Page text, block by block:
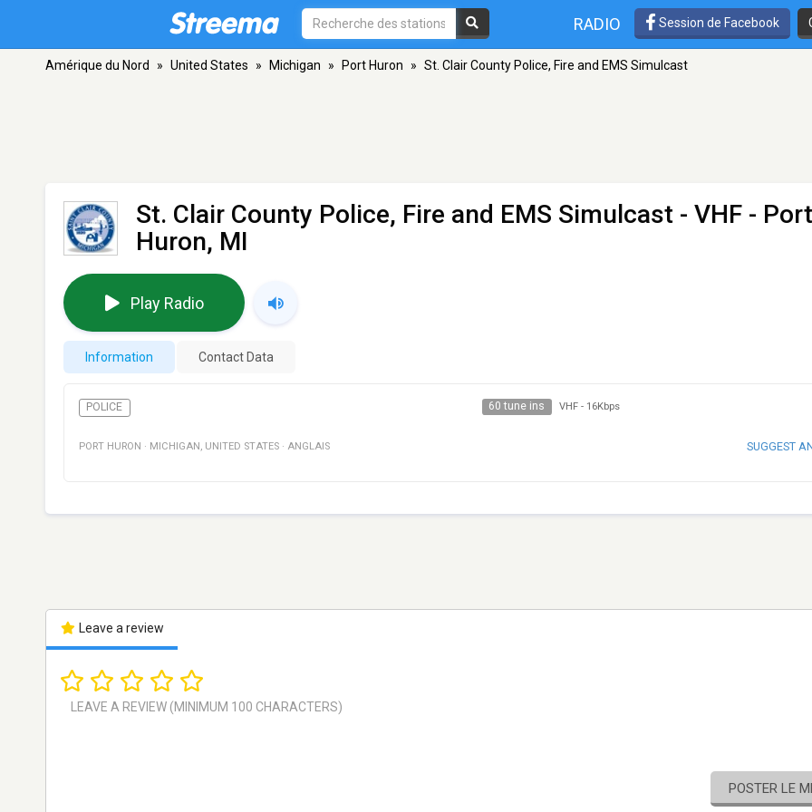
RADIO Session de Facebook
Amérique du Nord » United States » Michigan » Port Huron » St. Clair County Police, Fire and EMS Simulcast
St. Clair County Police, Fire and EMS Simulcast - VHF - Port
Huron, MI
Play Radio
Information Contact Data
POLICE 60 tune ins VHF - 16Kbps
PORT HURON · MICHIGAN , UNITED STATES · ANGLAIS SUGGEST
Leave a review
POSTER LE